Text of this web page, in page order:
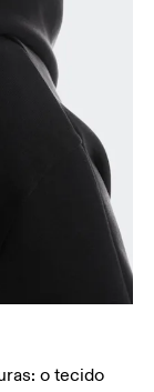
o tecido